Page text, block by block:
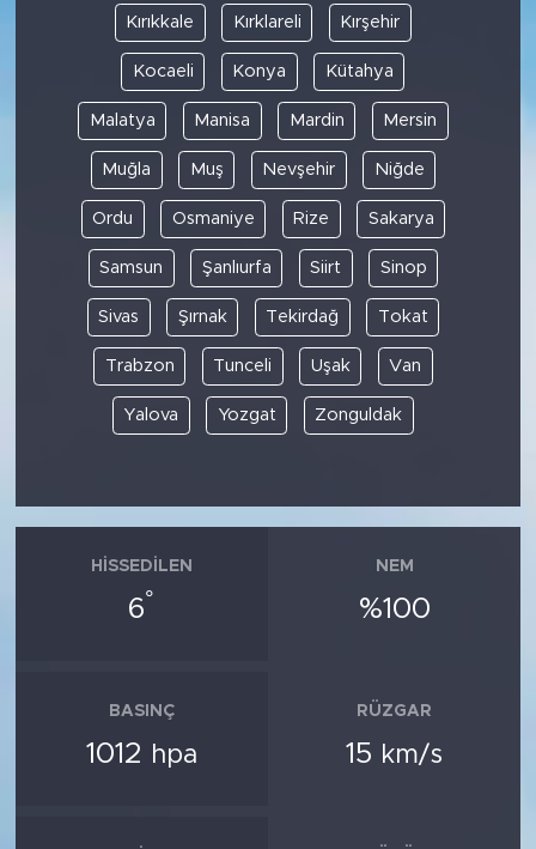
Kırıkkale Kırklareli Kırşehir
Kocaeli Konya Kütahya
Malatya Manisa Mardin Mersin
Muğla Muş Nevşehir Niğde
Ordu Osmaniye Rize Sakarya
Samsun Şanlıurfa Siirt Sinop
Sivas Şırnak Tekirdağ Tokat
Trabzon Tunceli Uşak Van
Yalova Yozgat Zonguldak
HISSEDILEN
6°
NEM
%100
BASINÇ
1012 hpa
RÜZGAR
15 km/s